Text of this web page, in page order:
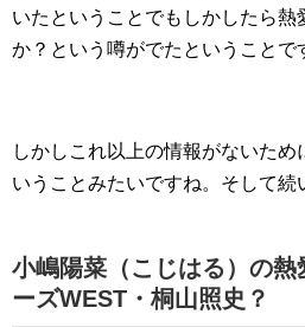
いたということでもしかしたら熱
か？という噂がでたということで
しかしこれ以上の情報がないため
いうことみたいですね。そして続
小嶋陽菜（こじはる）の
ーズWEST・桐山照史？